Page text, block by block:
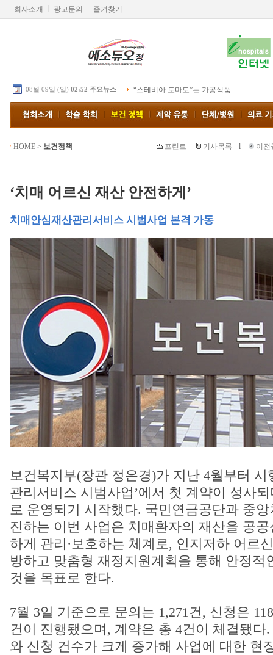
회사소개 광고문의 즐겨찾기
08월 09일 (일) 02:52 주요뉴스 “스테비아 토마토”는 가공식품
HOME> 보건정책 프린트 기사목록 l 이전
‘치매 어르신 재산 안전하게’
치매안심재산관리서비스 시범사업 본격 가동
보건복지부(장관 정은경)가 지난 4월부터 시
관리서비스 시범사업’에서 첫 계약이 성사
로 운영되기 시작했다. 국민연금공단과 중
진하는 이번 사업은 치매환자의 재산을 공
하게 관리·보호하는 체계로, 인지저하 어르
방하고 맞춤형 재정지원계획을 통해 안정적
것을 목표로 한다.
7월 3일 기준으로 문의는 1,271건, 신청은
건이 진행됐으며, 계약은 총 4건이 체결됐다
와 신청 건수가 크게 증가해 사업에 대한 현